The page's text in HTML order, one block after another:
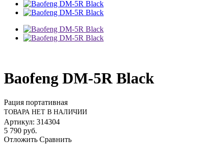
Baofeng DM-5R Black
Рация портативная
ТОВАРА НЕТ В НАЛИЧИИ
Артикул: 314304
5 790 руб.
Отложить Сравнить